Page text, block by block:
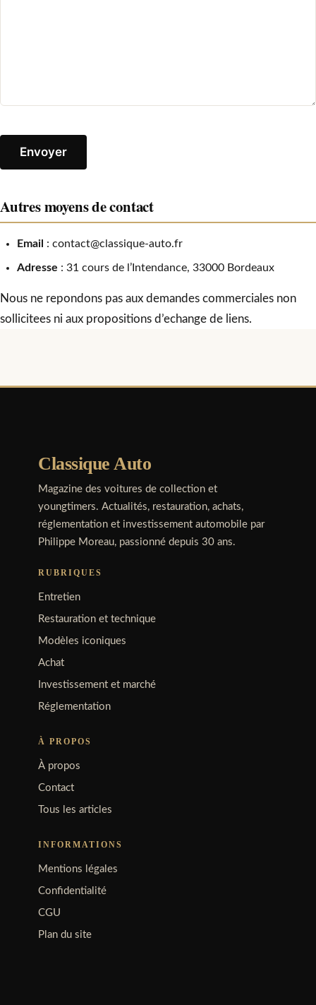
Autres moyens de contact
Email : contact@classique-auto.fr
Adresse : 31 cours de l’Intendance, 33000 Bordeaux
Nous ne repondons pas aux demandes commerciales non
sollicitees ni aux propositions d’echange de liens.
Classique Auto
Magazine des voitures de collection et
youngtimers. Actualités, restauration, achats,
réglementation et investissement automobile par
Philippe Moreau, passionné depuis 30 ans.
RUBRIQUES
Entretien
Restauration et technique
Modèles iconiques
Achat
Investissement et marché
Réglementation
À PROPOS
À propos
Contact
Tous les articles
INFORMATIONS
Mentions légales
Confidentialité
CGU
Plan du site